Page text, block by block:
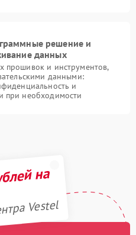
решение и
данных
прошивок и инструментов,
данными:
и
при необходимости
на
Vestel